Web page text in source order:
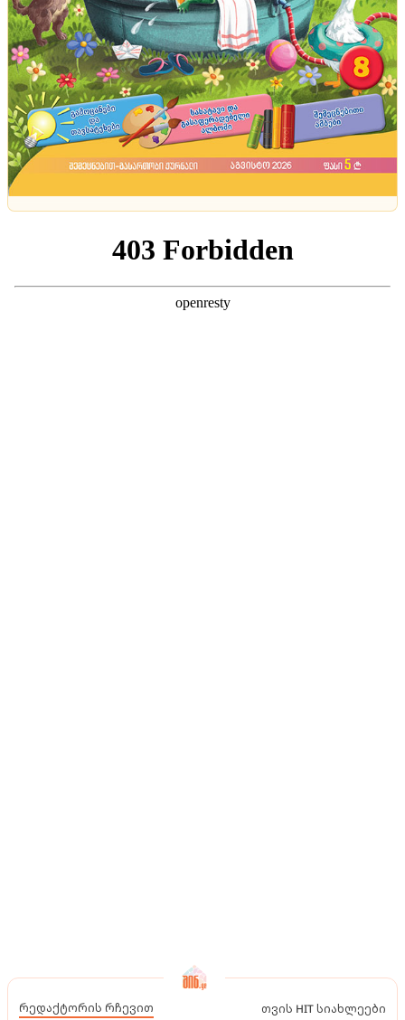
რედაქტორის რჩევით თვის HIT სიახლეები